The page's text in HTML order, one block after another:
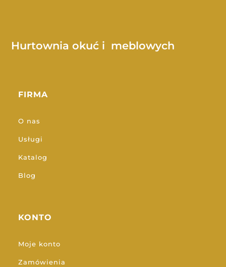
Hurtownia okuć i meblowych
FIRMA
O nas
Usługi
Katalog
Blog
KONTO
Moje konto
Zamówienia